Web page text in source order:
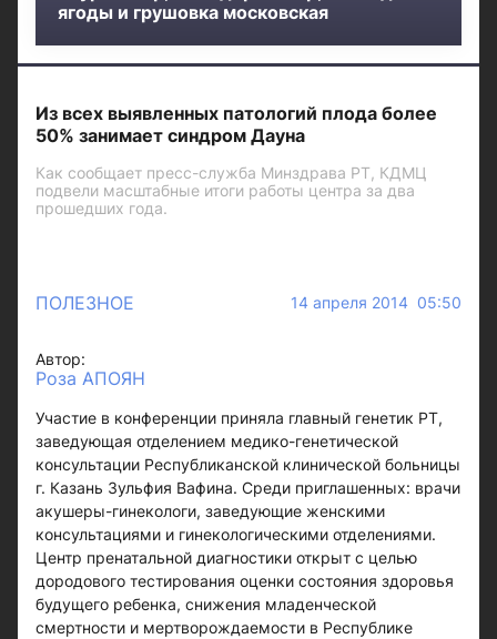
ягоды и грушовка московская
Из всех выявленных патологий плода более
50% занимает синдром Дауна
Как сообщает пресс-служба Минздрава РТ, КДМЦ
подвели масштабные итоги работы центра за два
прошедших года.
ПОЛЕЗНОЕ 14 апреля 2014 05:50
Автор:
Роза АПОЯН
Участие в конференции приняла главный генетик РТ,
заведующая отделением медико-генетической
консультации Республиканской клинической больницы
г. Казань Зульфия Вафина. Среди приглашенных: врачи
акушеры-гинекологи, заведующие женскими
консультациями и гинекологическими отделениями.
Центр пренатальной диагностики открыт с целью
дородового тестирования оценки состояния здоровья
будущего ребенка, снижения младенческой
смертности и мертворождаемости в Республике